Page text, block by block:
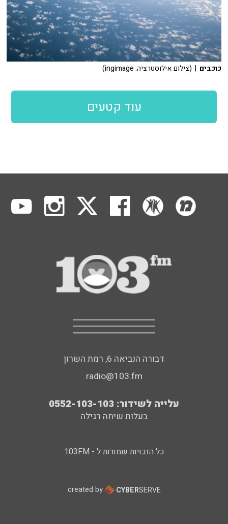
כוכבים | (צילום אילוסטרציה: ingimage)
עוד קטעים
דבורה הנביאה 6, רמת השרון
radio@103.fm
עלייה לשידור: 0552-103-103
בעלות שיחה רגילה
כל הזכויות שמורות ל - 103FM
created by CYBERSERVE